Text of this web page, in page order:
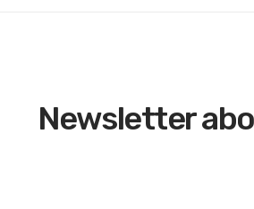
Newsletter